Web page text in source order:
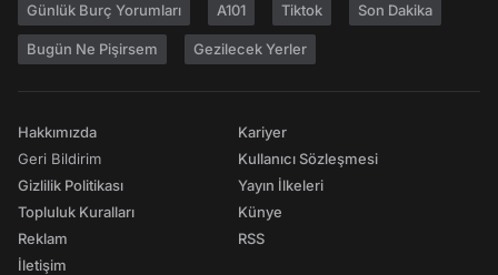
Günlük Burç Yorumları A101 Tiktok Son Dakika
Bugün Ne Pişirsem Gezilecek Yerler
Hakkımızda
Geri Bildirim
Gizlilik Politikası
Topluluk Kuralları
Reklam
İletişim
Kariyer
Kullanıcı Sözleşmesi
Yayın İlkeleri
Künye
RSS